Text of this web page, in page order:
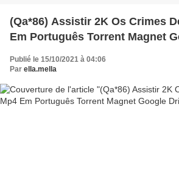
(Qa*86) Assistir 2K Os Crimes
Em Português Torrent Magnet
Publié le 15/10/2021 à 04:06
Par ella.mella